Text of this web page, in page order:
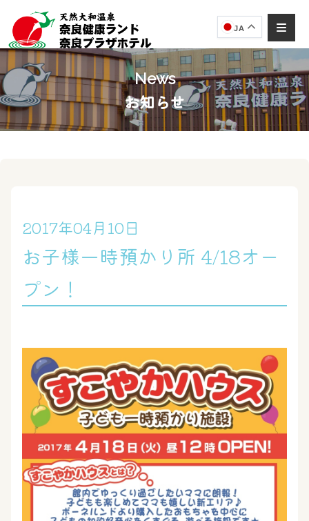
JA
News
お知らせ
2017年04月10日
お子様一時預かり所 4/18オー
プン！
奈良健康ランド
AIコンシェルジュ